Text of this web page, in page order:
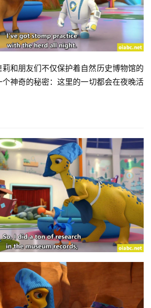
注册
和朋友们不仅保护着自然历史博物馆的
神奇的秘密：这里的一切都会在夜晚活